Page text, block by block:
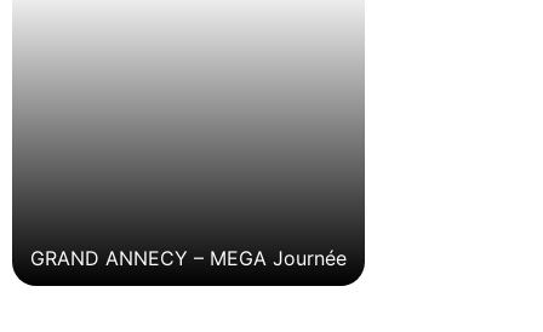
GRAND ANNECY – MEGA Journée